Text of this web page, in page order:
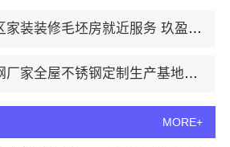
装装修毛坯房就近服务 玖盈装饰
家全屋不锈钢定制生产基地兴化
MORE+